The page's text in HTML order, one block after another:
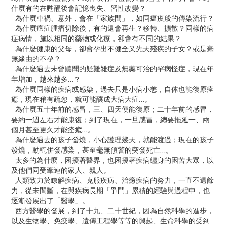
什麼有的在甦醒後會記憶喪失、習性改變？
為什麼車禍、意外，會在「家族間」，如同瘟疫般的傳染流行？
為什麼癌症腫瘤切除後，有的還會再生？移轉、擴散？同樣的病
症病情，施以相同的藥物或化療，卻會有不同的結果？
為什麼健康的父母，卻會孕出不健全又先天殘疾的子女？或是毫
無緣由的不孕？
為什麼過去未曾聽聞的疑難雜症及無藥可治的罕病怪症，現在年
年增加，越來越多…？
為什麼同樣的疾病或感染，過去只是小病小恙，自体也能復原痊
癒，現在稍有疏忽，就可能釀成大病大症…。
為什麼五十年前的感冒，三、四天便能復原；二十年前的感冒，
要約一週左右才能康復；到了現在，一旦感冒，總要拖延一、兩
個月甚至更久才能痊癒…。
為什麼過去的孩子發燒，小心護理幾天，就能渡過；現在的孩子
發燒，動輒併發感染，甚至毫無預警的突發死亡…。
太多的為什麼，困擾著醫界，也困擾著疾病纏身的困苦大眾，以
及他們同受牽連的家人、親人。
人類致力於瞭解疾病、克服疾病、治癒疾病的努力，一直不遺餘
力，從未間斷，在與疾病長期「爭鬥」累積的經驗與過程中，也
逐漸發展出了「醫學」。
西方醫學的發展，到了十九、二十世紀，因為自然科學的進步，
以及生物學、免疫學、遺傳工程學等等的興起、生命科學的受到